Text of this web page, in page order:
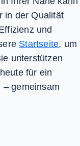
in der Qualität
und
Startseite, um
unterstützen
für ein
– gemeinsam